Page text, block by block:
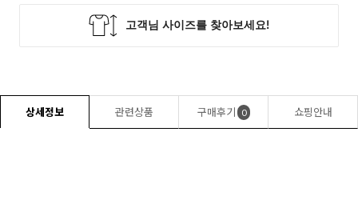
상세정보 관련상품 구매후기 0 쇼핑안내